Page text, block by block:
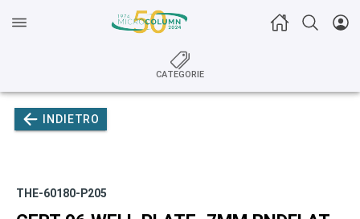
CATEGORIE
INDIETRO
THE-60180-P205